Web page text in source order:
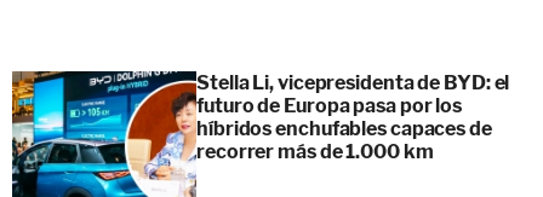
Stella Li, vicepresidenta de BYD: el
futuro de Europa pasa por los
híbridos enchufables capaces de
recorrer más de 1.000 km